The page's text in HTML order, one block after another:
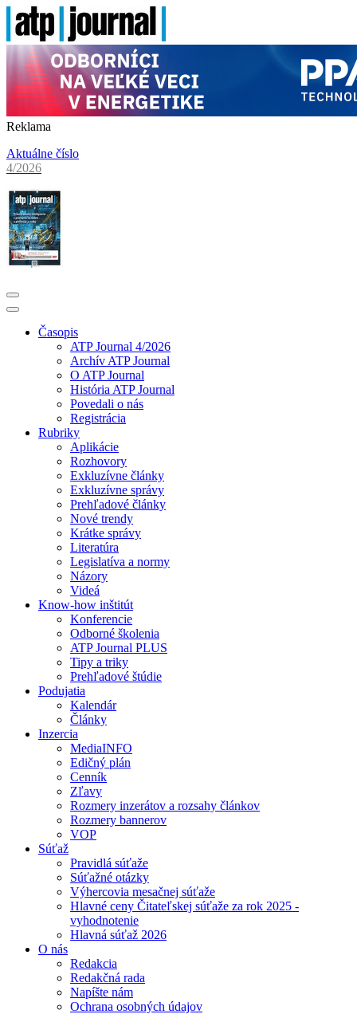
Reklama
Aktuálne číslo
4/2026
Časopis
ATP Journal 4/2026
Archív ATP Journal
O ATP Journal
História ATP Journal
Povedali o nás
Registrácia
Rubriky
Aplikácie
Rozhovory
Exkluzívne články
Exkluzívne správy
Prehľadové články
Nové trendy
Krátke správy
Literatúra
Legislatíva a normy
Názory
Videá
Know-how inštitút
Konferencie
Odborné školenia
ATP Journal PLUS
Tipy a triky
Prehľadové štúdie
Podujatia
Kalendár
Články
Inzercia
MediaINFO
Edičný plán
Cenník
Zľavy
Rozmery inzerátov a rozsahy článkov
Rozmery bannerov
VOP
Súťaž
Pravidlá súťaže
Súťažné otázky
Výhercovia mesačnej súťaže
Hlavné ceny Čitateľskej súťaže za rok 2025 -
vyhodnotenie
Hlavná súťaž 2026
O nás
Redakcia
Redakčná rada
Napíšte nám
Ochrana osobných údajov